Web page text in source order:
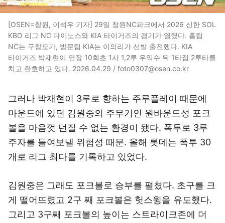
[OSEN=창원, 이석우 기자] 29일 창원NC파크에서 2026 신한 SOL
KBO 리그 NC 다이노스와 KIA 타이거즈의 경기가 열렸다. 홈팀
NC는 구창모가, 방문팀 KIA는 이의리가 선발 출전했다. KIA
타이거즈 박재현이 연장 10회초 1사 1,2루 우익수 뒤 1타점 2루타를
치고 환호하고 있다. 2026.04.29 / foto0307@osen.co.kr
그러나 박재현이 3루로 향하는 주루플레이 때문에
마운드에 있던 김원중의 주무기인 원바운드성 포크
볼을 마음껏 던질 수 없는 환경이 됐다. 폭투로 3루
주자를 들여보낼 위험성 때문. 올해 롯데는 폭투 30
개로 리그 최다를 기록하고 있었다.
김원중은 그래도 포크볼로 승부를 펼쳤다. 초구를 크
게 떨어뜨렸고 2구 째 포크볼은 헛스윙을 유도했다.
그리고 3구째 포크볼의 높이는 스트라이크존에 더